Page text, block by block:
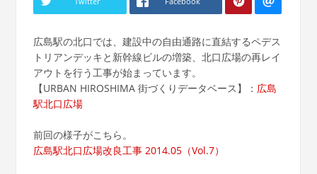
広島駅の北口では、建設中の自由通路に直結するペデス
トリアンデッキと新幹線ビルの増築、北口広場の再レイ
アウトを行う工事が始まっています。
【URBAN HIROSHIMA 街づくりデータベース】： 広島
駅北口広場
前回の様子がこちら。
広島駅北口広場改良工事 2014.05（Vol.7）